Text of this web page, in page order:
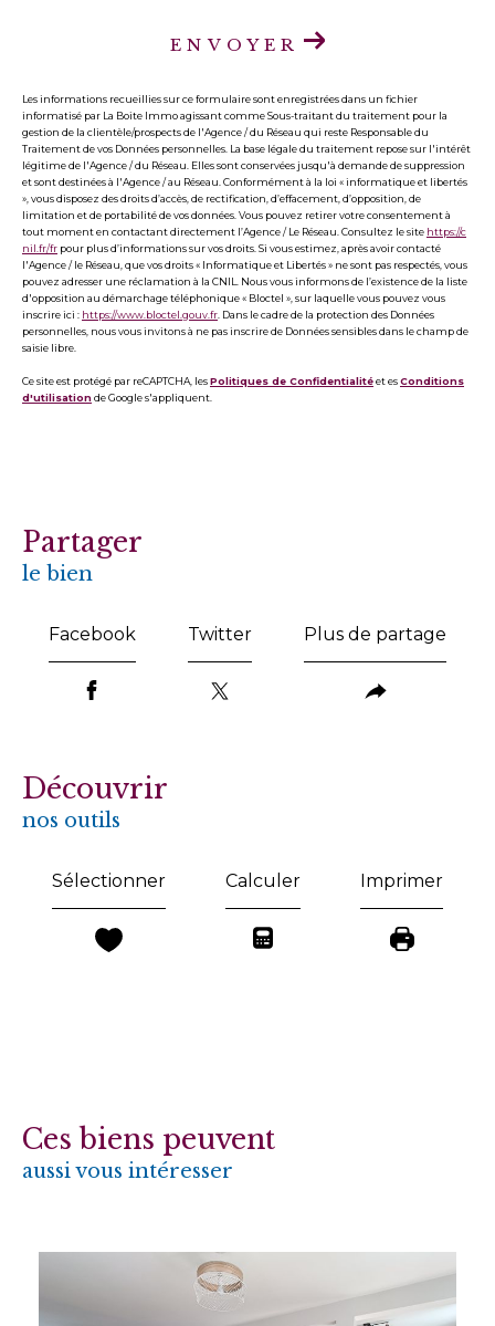
ENVOYER
Les informations recueillies sur ce formulaire sont enregistrées dans un fichier
informatisé par La Boite Immo agissant comme Sous-traitant du traitement pour la
gestion de la clientèle/prospects de l'Agence / du Réseau qui reste Responsable du
Traitement de vos Données personnelles. La base légale du traitement repose sur l'intérêt
légitime de l'Agence / du Réseau. Elles sont conservées jusqu'à demande de suppression
et sont destinées à l'Agence / au Réseau. Conformément à la loi « informatique et libertés
», vous disposez des droits d’accès, de rectification, d’effacement, d’opposition, de
limitation et de portabilité de vos données. Vous pouvez retirer votre consentement à
tout moment en contactant directement l’Agence / Le Réseau. Consultez le site https://c
nil.fr/fr pour plus d’informations sur vos droits. Si vous estimez, après avoir contacté
l'Agence / le Réseau, que vos droits « Informatique et Libertés » ne sont pas respectés, vous
pouvez adresser une réclamation à la CNIL. Nous vous informons de l’existence de la liste
d'opposition au démarchage téléphonique « Bloctel », sur laquelle vous pouvez vous
inscrire ici : https://www.bloctel.gouv.fr . Dans le cadre de la protection des Données
personnelles, nous vous invitons à ne pas inscrire de Données sensibles dans le champ de
saisie libre.
Ce site est protégé par reCAPTCHA, lesPolitiques de Confidentialitéet esConditions
d'utilisationde Google s'appliquent.
partager
le bien
Facebook Twitter Plus de partage
découvrir
nos outils
Sélectionner Calculer Imprimer
Ces biens peuvent
aussi vous intéresser